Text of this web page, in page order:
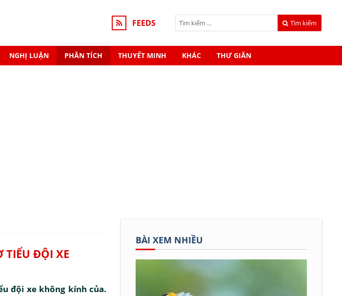
FEEDS Tìm kiếm
NGHỊ LUẬN PHÂN TÍCH THUYẾT MINH KHÁC THƯ GIÃN
TIỂU ĐỘI XE
đội xe không kính của.
BÀI XEM NHIỀU